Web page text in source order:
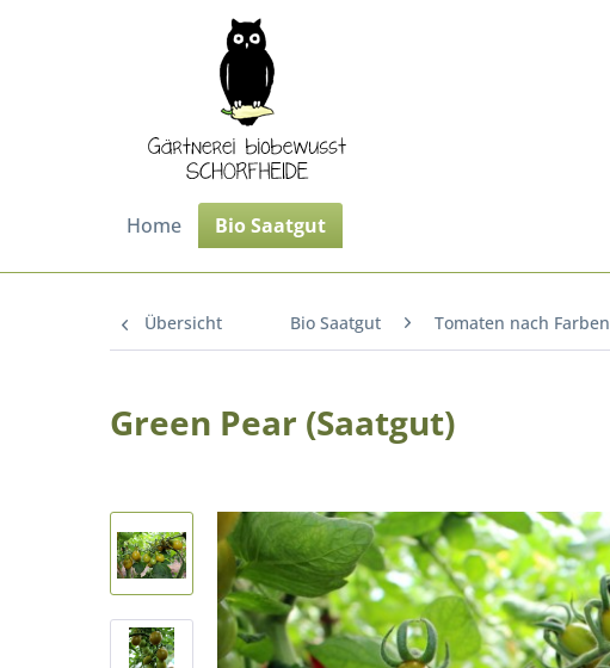
Home Bio Saatgut
Übersicht Bio Saatgut Tomaten nach Farben
Green Pear (Saatgut)